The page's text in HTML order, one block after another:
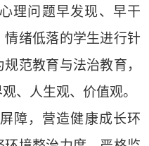
理问题早发现、早干
绪低落的学生进行针
范教育与法治教育，
、人生观、价值观。
障，营造健康成长环